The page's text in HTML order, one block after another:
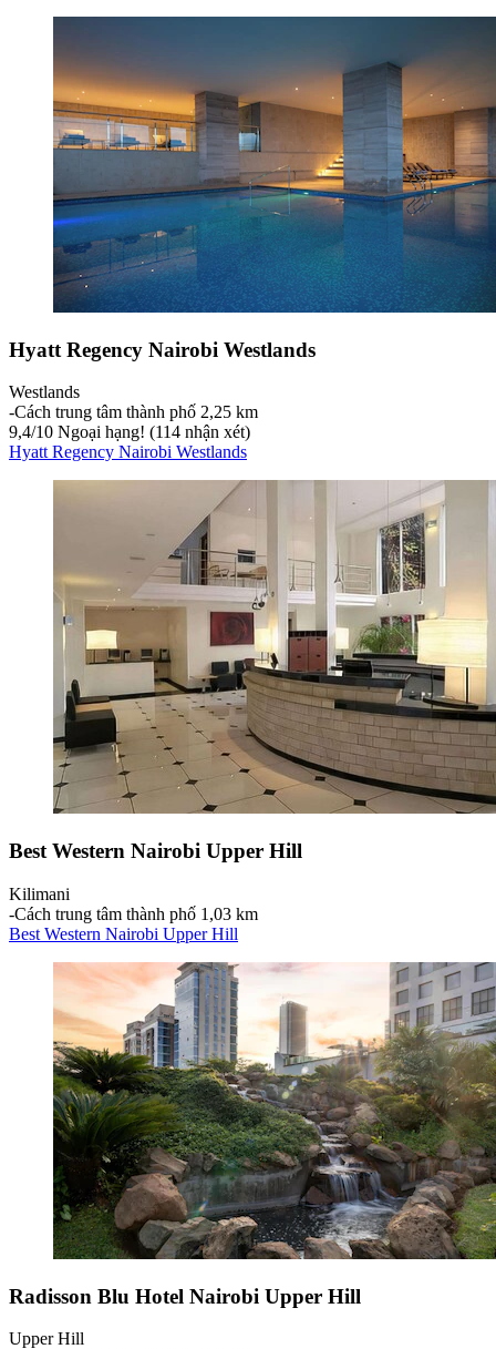
Hyatt Regency Nairobi Westlands
Westlands
‐Cách trung tâm thành phố 2,25 km
9,4/10 Ngoại hạng! (114 nhận xét)
Hyatt Regency Nairobi Westlands
Best Western Nairobi Upper Hill
Kilimani
‐Cách trung tâm thành phố 1,03 km
Best Western Nairobi Upper Hill
Radisson Blu Hotel Nairobi Upper Hill
Upper Hill